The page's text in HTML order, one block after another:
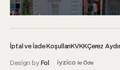
İptal ve İade KoşullarıKVKKÇerez
Design byFol